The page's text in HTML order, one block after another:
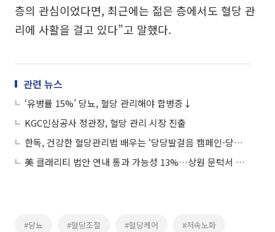
층의 관심이었다면, 최근에는 젊은 층에서도 혈당 관
리에 사활을 걸고 있다”고 말했다.
관련 뉴스
‘유병률 15%’ 당뇨, 혈당 관리해야 합병증↓
KGC인삼공사 정관장, 혈당 관리 시장 진출
한독, 건강한 혈당관리법 배우는 ‘당당발걸음 캠페인-당당크루 1기’ 진행
美 클래리티 법안 연내 통과 가능성 13%…상원 문턱서 제동
#당뇨 #혈당조절 #혈당케어 #저속노화